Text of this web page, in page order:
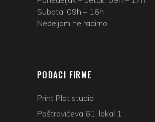
Subota: 09h – 16h
Nedeljom ne radimo
PODACI FIRME
Print Plot studio
Paštrovićeva 61, lokal 1